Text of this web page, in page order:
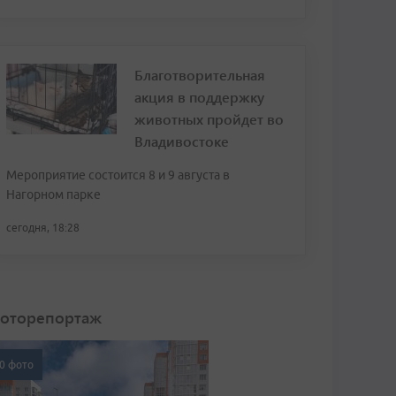
Благотворительная
акция в поддержку
животных пройдет во
Владивостоке
Мероприятие состоится 8 и 9 августа в
Нагорном парке
сегодня, 18:28
фото